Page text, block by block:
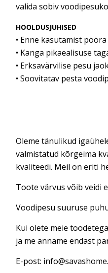
valida sobiv
HOOLDUSJUHISED
• Enne kasutamist
• Kanga pikaealisuse
• Erksavärvilise pesu
• Soovitatav pesta
Oleme tänulikud
valmistatud kõrgeima
kvaliteedi. Meil on eriti
Toote värvus võib veidi
Voodipesu suuruse
Kui olete meie
ja me anname endast
E-post: